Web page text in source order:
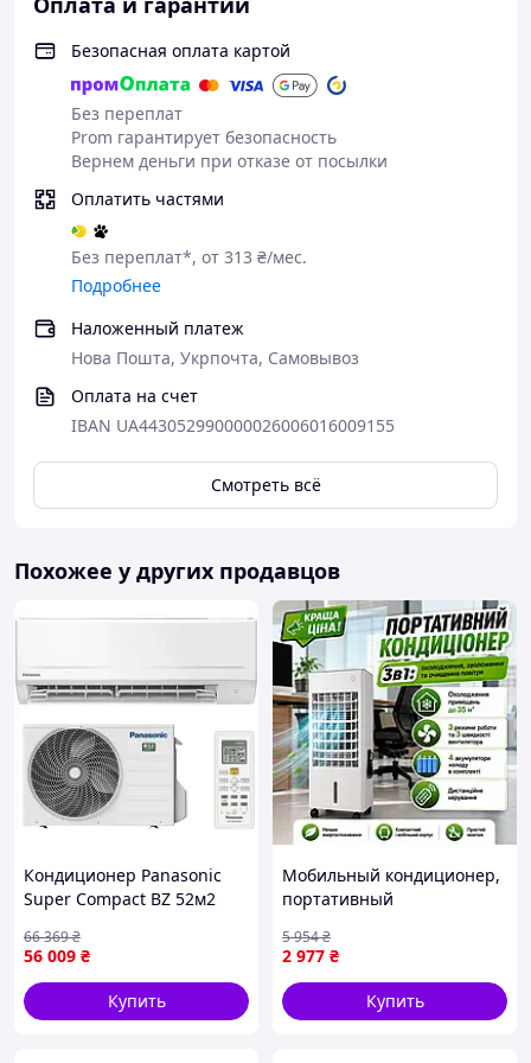
Безопасная оплата картой
Без переплат
Prom гарантирует безопасность
Вернем деньги при отказе от посылки
Оплатить частями
Без переплат*, от 313 ₴/мес.
Подробнее
Наложенный платеж
Нова Пошта, Укрпочта, Самовывоз
Оплата на счет
IBAN UA443052990000026006016009155
Смотреть всё
Похожее у других продавцов
Кондиционер Panasonic
Super Compact BZ 52м2
BZ50ZKE)
56 009 ₴
66 369₴
Купить
Мобильный кондиционер,
портативный
кондиционер, охладитель
воздуха до 35 м²
2 977 ₴
5 954₴
Купить